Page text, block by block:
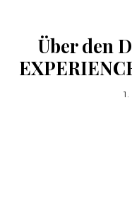
Über den